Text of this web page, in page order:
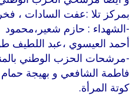
بمركز تلا :عفت السادات ،
-الشهداء : حازم شعير،محمود
أحمد العيسوي ،عبد اللطيف
-مرشحات الحزب الوطني
فاطمة الشافعي و بهيجة
كوتة المرأة.